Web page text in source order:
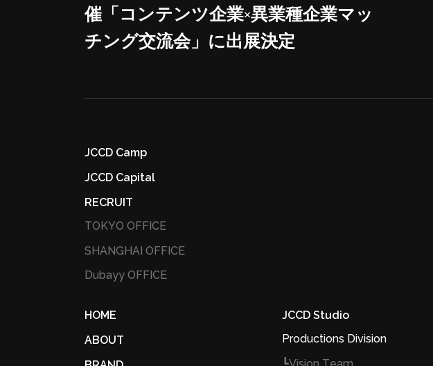
催「コンテンツ企業×異業種企業マッ
チング交流会」に出展決定
JCCD Camp
JCCD Capital
RECRUIT
TOKYO OFFICE
SHANGHAI OFFICE
Dubayy OFFICE
HOME
ABOUT
JCCD Studio
Productions Division